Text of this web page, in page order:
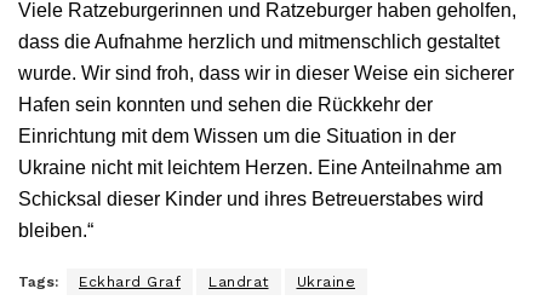
Viele Ratzeburgerinnen und Ratzeburger haben geholfen,
dass die Aufnahme herzlich und mitmenschlich gestaltet
wurde. Wir sind froh, dass wir in dieser Weise ein sicherer
Hafen sein konnten und sehen die Rückkehr der
Einrichtung mit dem Wissen um die Situation in der
Ukraine nicht mit leichtem Herzen. Eine Anteilnahme am
Schicksal dieser Kinder und ihres Betreuerstabes wird
bleiben.“
Tags: Eckhard Graf Landrat Ukraine